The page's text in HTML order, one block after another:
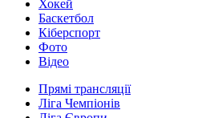
Хокей
Баскетбол
Кіберспорт
Фото
Відео
Прямі трансляції
Ліга Чемпіонів